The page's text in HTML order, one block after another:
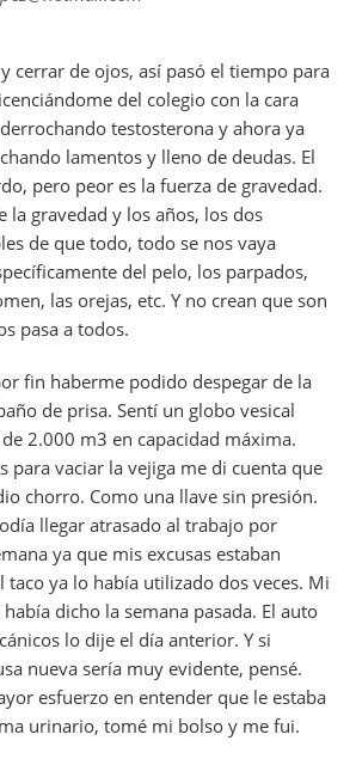
l a
s n
cerrar de ojos, así pasó el tiempo para
del colegio con la cara
testosterona y ahora ya
lamentos y lleno de deudas. El
pero peor es la fuerza de gravedad.
la gravedad y los años, los dos
de que todo, todo se nos vaya
del pelo, los parpados,
las orejas, etc. Y no crean que son
pasa a todos.
fin haberme podido despegar de la
de prisa. Sentí un globo vesical
2.000 m3 en capacidad máxima.
para vaciar la vejiga me di cuenta que
chorro. Como una llave sin presión.
llegar atrasado al trabajo por
ya que mis excusas estaban
taco ya lo había utilizado dos veces. Mi
dicho la semana pasada. El auto
lo dije el día anterior. Y si
nueva sería muy evidente, pensé.
esfuerzo en entender que le estaba
urinario, tomé mi bolso y me fui.